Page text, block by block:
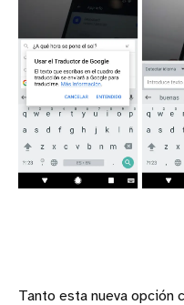
Tanto esta nueva opción